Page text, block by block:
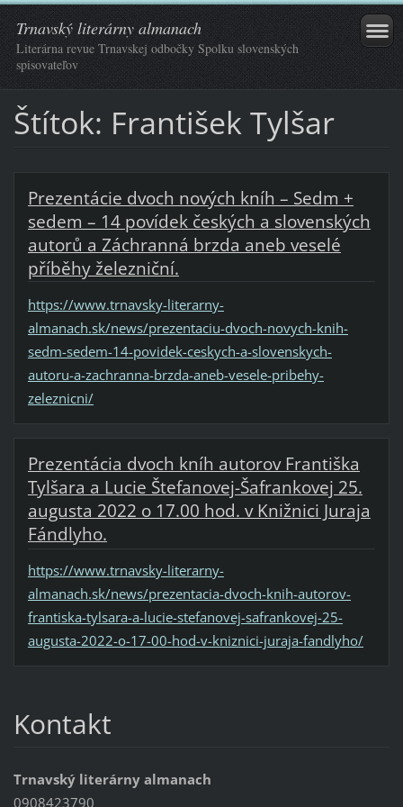
Trnavský literárny almanach
Literárna revue Trnavskej odbočky Spolku slovenských
spisovateľov
Štítok: František Tylšar
Prezentácie dvoch nových kníh – Sedm +
sedem – 14 povídek českých a slovenských
autorů a Záchranná brzda aneb veselé
příběhy železniční.
https://www.trnavsky-literarny-
almanach.sk/news/prezentaciu-dvoch-novych-knih-
sedm-sedem-14-povidek-ceskych-a-slovenskych-
autoru-a-zachranna-brzda-aneb-vesele-pribehy-
zeleznicni/
Prezentácia dvoch kníh autorov Františka
Tylšara a Lucie Štefanovej-Šafrankovej 25.
augusta 2022 o 17.00 hod. v Knižnici Juraja
Fándlyho.
https://www.trnavsky-literarny-
almanach.sk/news/prezentacia-dvoch-knih-autorov-
frantiska-tylsara-a-lucie-stefanovej-safrankovej-25-
augusta-2022-o-17-00-hod-v-kniznici-juraja-fandlyho/
Kontakt
Trnavský literárny almanach
0908423790